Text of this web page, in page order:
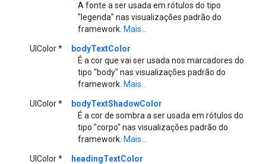
A fonte a ser usada em rótulos do tipo
"legenda" nas visualizações padrão do
framework. Mais...
UIColor *
bodyTextColor
É a cor que vai ser usada nos marcadores do
tipo "body" nas visualizações padrão do
framework. Mais...
UIColor *
bodyTextShadowColor
É a cor de sombra a ser usada em rótulos do
tipo "corpo" nas visualizações padrão do
framework. Mais...
UIColor *
headingTextColor